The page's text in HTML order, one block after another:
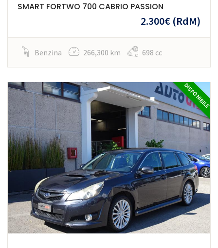
SMART FORTWO 700 CABRIO PASSION
2.300€ (RdM)
Benzina 266,300 km 698 cc
DISPONIBILE